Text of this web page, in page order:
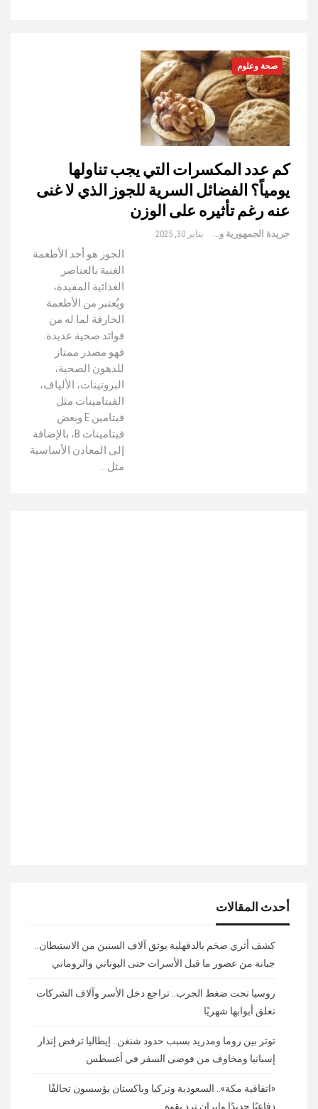
صحة وعلوم
كم عدد المكسرات التي يجب تناولها
يومياً؟ الفضائل السرية للجوز الذي لا غنى
عنه رغم تأثيره على الوزن
جريدة الجمهورية والعالم يناير 30, 2025
الجوز هو أحد الأطعمة
الغنية بالعناصر
الغذائية المفيدة،
ويُعتبر من الأطعمة
الخارقة لما له من
فوائد صحية عديدة.
فهو مصدر ممتاز
للدهون الصحية،
البروتينات، الألياف،
الفيتامينات مثل
فيتامين E وبعض
فيتامينات B، بالإضافة
إلى المعادن الأساسية
مثل…
أحدث المقالات
كشف أثري ضخم بالدقهلية يوثق آلاف السنين من الاستيطان..
جبانة من عصور ما قبل الأسرات حتى اليوناني والروماني
روسيا تحت ضغط الحرب.. تراجع دخل الأسر وآلاف الشركات
تغلق أبوابها شهريًا
توتر بين روما ومدريد بسبب حدود شنغن.. إيطاليا ترفض إنذار
إسبانيا ومخاوف من فوضى السفر في أغسطس
«اتفاقية مكة».. السعودية وتركيا وباكستان يؤسسون تحالفًا
دفاعيًا جديدًا وإيران ترد بقوة